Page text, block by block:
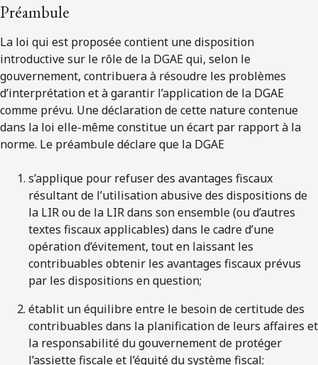
Préambule
La loi qui est proposée contient une disposition
introductive sur le rôle de la DGAE qui, selon le
gouvernement, contribuera à résoudre les problèmes
d’interprétation et à garantir l’application de la DGAE
comme prévu. Une déclaration de cette nature contenue
dans la loi elle-même constitue un écart par rapport à la
norme. Le préambule déclare que la DGAE
s’applique pour refuser des avantages fiscaux
résultant de l’utilisation abusive des dispositions de
la LIR ou de la LIR dans son ensemble (ou d’autres
textes fiscaux applicables) dans le cadre d’une
opération d’évitement, tout en laissant les
contribuables obtenir les avantages fiscaux prévus
par les dispositions en question;
établit un équilibre entre le besoin de certitude des
contribuables dans la planification de leurs affaires et
la responsabilité du gouvernement de protéger
l’assiette fiscale et l’équité du système fiscal;